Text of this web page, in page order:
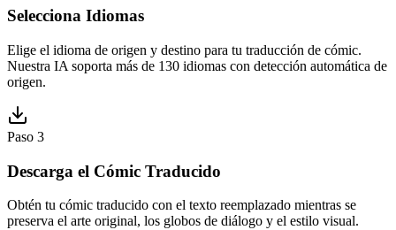
Selecciona Idiomas
Elige el idioma de origen y destino para tu traducción de cómic.
Nuestra IA soporta más de 130 idiomas con detección automática de
origen.
Paso 3
Descarga el Cómic Traducido
Obtén tu cómic traducido con el texto reemplazado mientras se
preserva el arte original, los globos de diálogo y el estilo visual.